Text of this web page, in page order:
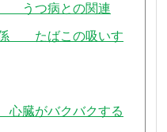
うつ病との関連
係 たばこの吸いす
心臓がバクバクする